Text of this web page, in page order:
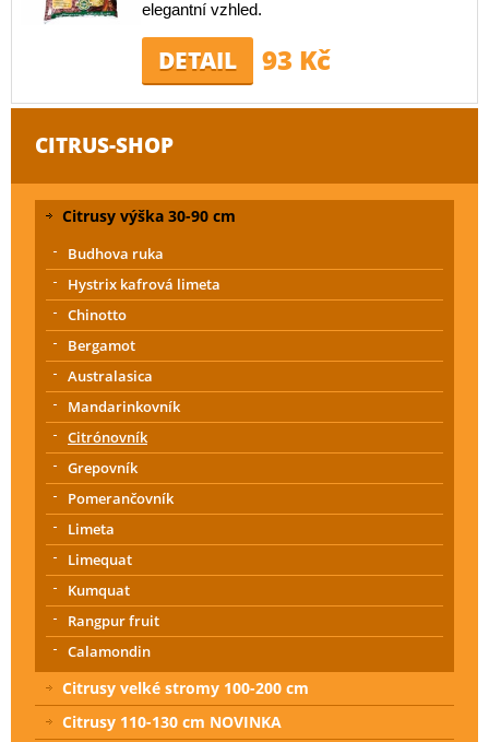
elegantní vzhled.
DETAIL 93 Kč
CITRUS-SHOP
Citrusy výška 30-90 cm
Budhova ruka
Hystrix kafrová limeta
Chinotto
Bergamot
Australasica
Mandarinkovník
Citrónovník
Grepovník
Pomerančovník
Limeta
Limequat
Kumquat
Rangpur fruit
Calamondin
Citrusy velké stromy 100-200 cm
Citrusy 110-130 cm NOVINKA